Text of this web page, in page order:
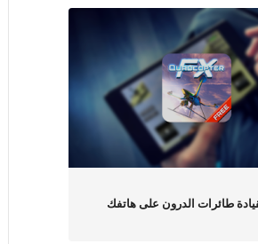
طائرات الدرون على هاتفك